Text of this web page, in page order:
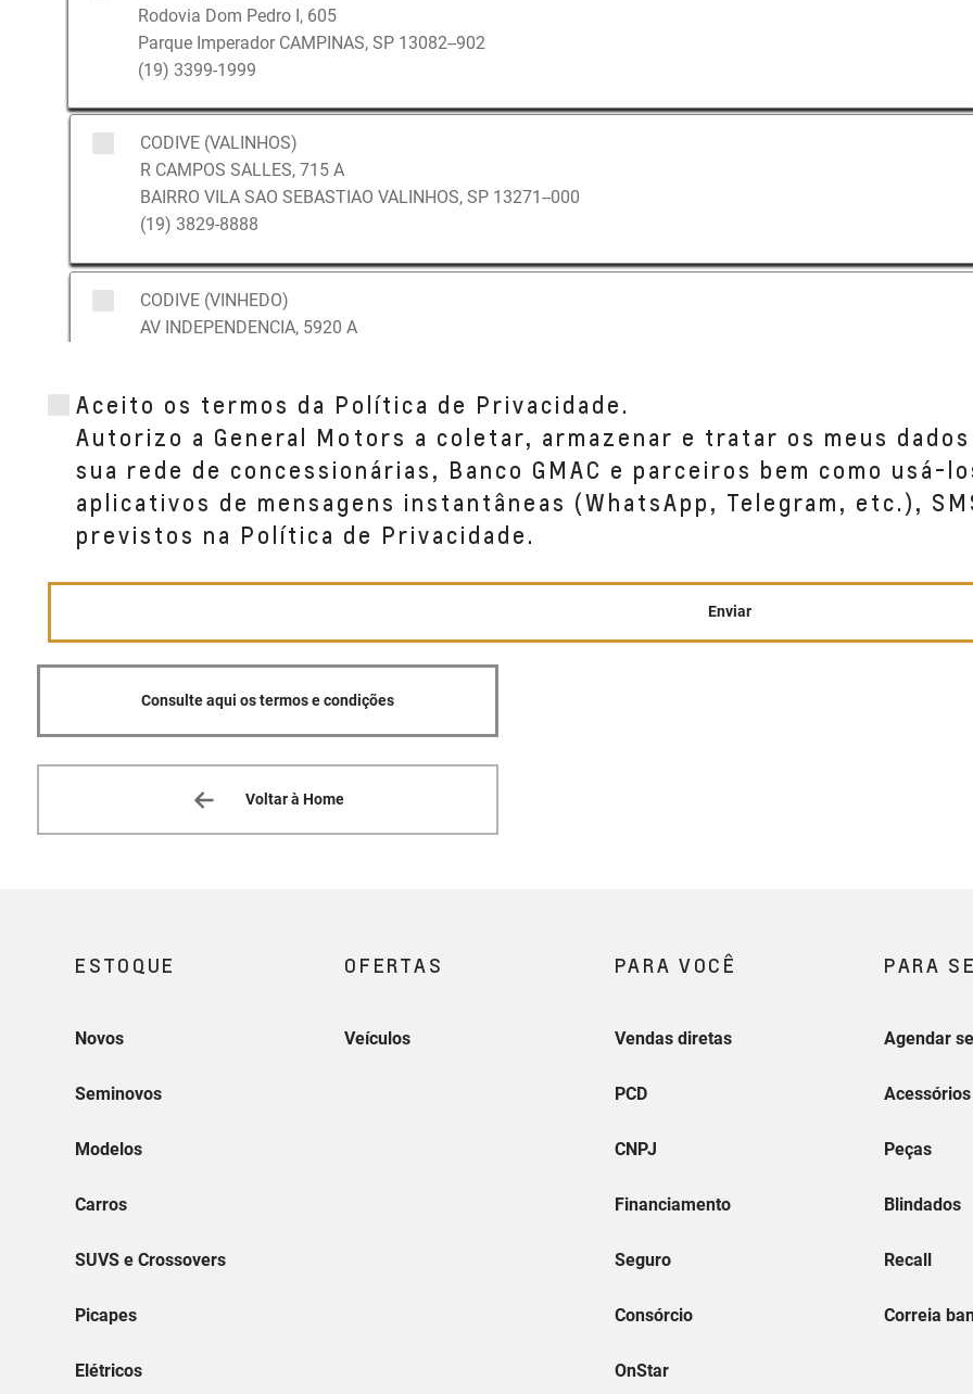
Rodovia Dom Pedro I, 605
Parque Imperador CAMPINAS, SP 13082--902
(19) 3399-1999
CODIVE (VALINHOS)
R CAMPOS SALLES, 715 A
BAIRRO VILA SAO SEBASTIAO VALINHOS, SP 13271--000
(19) 3829-8888
CODIVE (VINHEDO)
AV INDEPENDENCIA, 5920 A
Aceito os termos da Política de Privacidade.
Autorizo a General Motors a coletar, armazenar e tratar os meus
sua rede de concessionárias, Banco GMAC e parceiros bem como usá-
aplicativos de mensagens instantâneas (WhatsApp, Telegram, etc.),
previstos na Política de Privacidade.
Enviar
Consulte aqui os termos e condições
Voltar à Home